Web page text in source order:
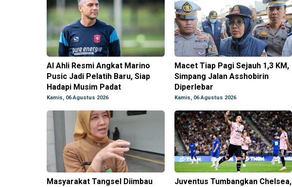
Al Ahli Resmi Angkat Marino
Pusic Jadi Pelatih Baru, Siap
Hadapi Musim Padat
Kamis, 06 Agustus 2026
Macet Tiap Pagi Sejauh 1,3 KM,
Simpang Jalan Asshobirin
Diperlebar
Kamis, 06 Agustus 2026
Masyarakat Tangsel Diimbau
Juventus Tumbangkan Chelsea,